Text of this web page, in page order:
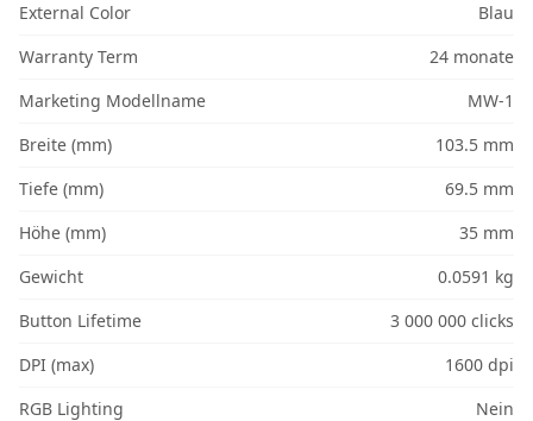
External Color
Blau
Warranty Term
24 monate
Marketing Modellname
MW-1
Breite (mm)
103.5 mm
Tiefe (mm)
69.5 mm
Höhe (mm)
35 mm
Gewicht
0.0591 kg
Button Lifetime
3 000 000 clicks
DPI (max)
1600 dpi
RGB Lighting
Nein